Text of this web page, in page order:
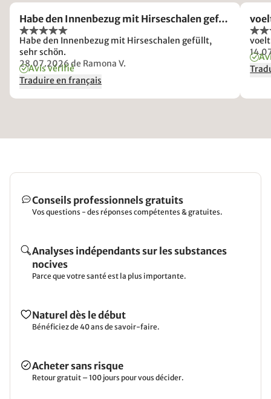
Habe den Innenbezug mit Hirseschalen gef…
Habe den Innenbezug mit Hirseschalen gefüllt,
sehr schön.
28.07.2026de Ramona V.
Avis vérifié
Traduire en français
Conseils professionnels gratuits
Vos questions - des réponses compétentes & gratuites.
Analyses indépendants sur les substances
nocives
Parce que votre santé est la plus importante.
Naturel dès le début
Bénéficiez de 40 ans de savoir-faire.
Acheter sans risque
Retour gratuit – 100 jours pour vous décider.